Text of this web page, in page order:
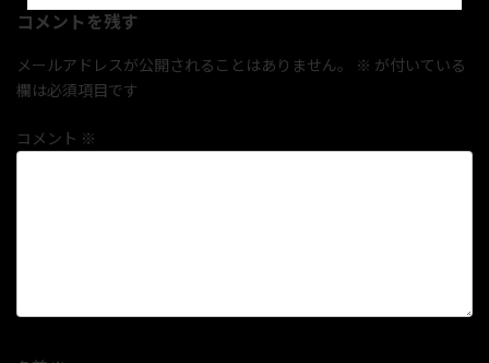
コメントを残す
メールアドレスが公開されることはありません。 ※ が付いている
欄は必須項目です
コメント ※